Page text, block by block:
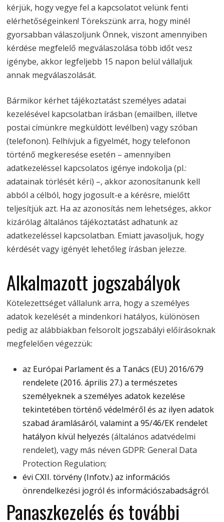
kérjük, hogy vegye fel a kapcsolatot velünk fenti
elérhetőségeinken! Törekszünk arra, hogy minél
gyorsabban válaszoljunk Önnek, viszont amennyiben
kérdése megfelelő megválaszolása több időt vesz
igénybe, akkor legfeljebb 15 napon belül vállaljuk
annak megválaszolását.
Bármikor kérhet tájékoztatást személyes adatai
kezelésével kapcsolatban írásban (emailben, illetve
postai címünkre megküldött levélben) vagy szóban
(telefonon). Felhívjuk a figyelmét, hogy telefonon
történő megkeresése esetén – amennyiben
adatkezeléssel kapcsolatos igénye indokolja (pl.:
adatainak törlését kéri) –, akkor azonosítanunk kell
abból a célból, hogy jogosult-e a kérésre, mielőtt
teljesítjük azt. Ha az azonosítás nem lehetséges, akkor
kizárólag általános tájékoztatást adhatunk az
adatkezeléssel kapcsolatban. Emiatt javasoljuk, hogy
kérdését vagy igényét lehetőleg írásban jelezze.
Alkalmazott jogszabályok
Kötelezettséget vállalunk arra, hogy a személyes
adatok kezelését a mindenkori hatályos, különösen
pedig az alábbiakban felsorolt jogszabályi előírásoknak
megfelelően végezzük:
az Európai Parlament és a Tanács (EU) 2016/679
rendelete (2016. április 27.) a természetes
személyeknek a személyes adatok kezelése
tekintetében történő védelméről és az ilyen adatok
szabad áramlásáról, valamint a 95/46/EK rendelet
hatályon kívül helyezés (általános adatvédelmi
rendelet), vagy más néven GDPR: General Data
Protection Regulation;
évi CXII. törvény (Infotv.) az információs
önrendelkezési jogról és információszabadságról.
Panaszkezelés és további